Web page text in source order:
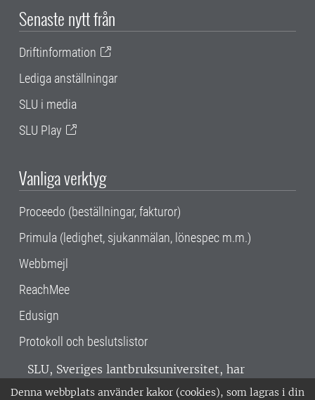
Denna webbplats använder kakor (cookies), som lagras i din
Senaste nytt från
Driftinformation
Lediga anställningar
SLU i media
SLU Play
Vanliga verktyg
Proceedo (beställningar, fakturor)
Primula (ledighet, sjukanmälan, lönespec m.m.)
Webbmejl
ReachMee
Edusign
Protokoll och beslutslistor
SLU, Sveriges lantbruksuniversitet, har
verksamhet över hela Sverige. Huvudorter är